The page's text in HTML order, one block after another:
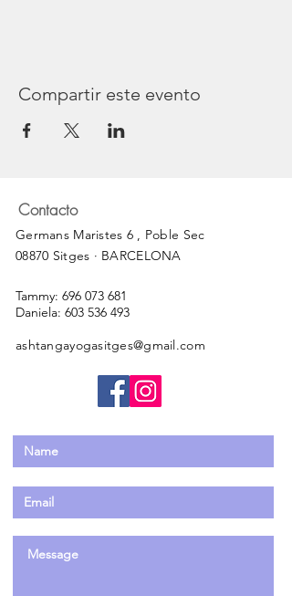
Compartir este evento
Contacto
Germans Maristes 6 , Poble Sec
08870 Sitges · BARCELONA
Tammy: 696 073 681
Daniela: 603 536 493
ashtangayogasitges@gmail.com